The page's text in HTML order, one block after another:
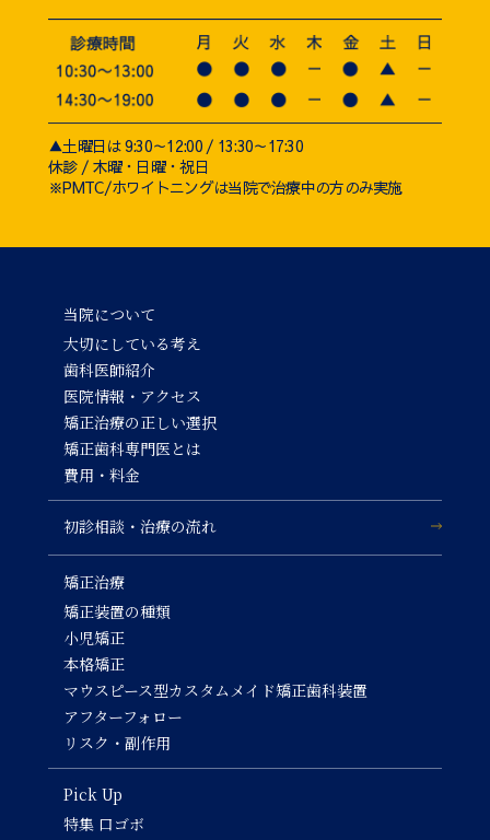
▲土曜日は 9:30～12:00 / 13:30～17:30
休診 / 木曜・日曜・祝日
※PMTC/ホワイトニングは当院で治療中の方のみ実施
当院について
大切にしている考え
歯科医師紹介
医院情報・アクセス
矯正治療の正しい選択
矯正歯科専門医とは
費用・料金
初診相談・治療の流れ
矯正治療
矯正装置の種類
小児矯正
本格矯正
マウスピース型カスタムメイド矯正歯科装置
アフターフォロー
リスク・副作用
Pick Up
特集 口ゴボ